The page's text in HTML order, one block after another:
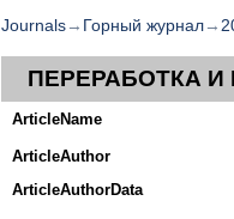
Journals→ Горный журнал→
ПЕРЕРАБОТКА
ArticleName
ArticleAuthor
ArticleAuthorData